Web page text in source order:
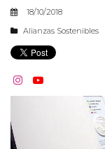
18/10/2018
Alianzas Sostenibles
 